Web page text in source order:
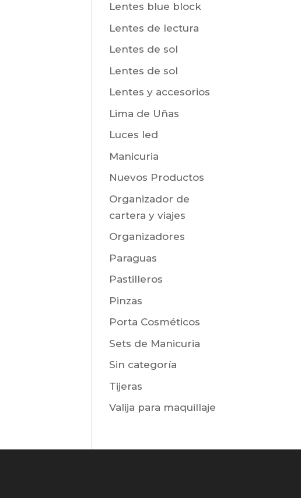
Lentes blue block
Lentes de lectura
Lentes de sol
Lentes de sol
Lentes y accesorios
Lima de Uñas
Luces led
Manicuria
Nuevos Productos
Organizador de
cartera y viajes
Organizadores
Paraguas
Pastilleros
Pinzas
Porta Cosméticos
Sets de Manicuria
Sin categoría
Tijeras
Valija para maquillaje